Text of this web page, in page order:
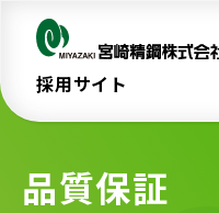
採用サイト
品質保証